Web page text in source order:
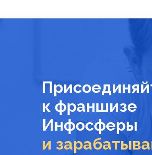
к франшизе
Инфосферы
и